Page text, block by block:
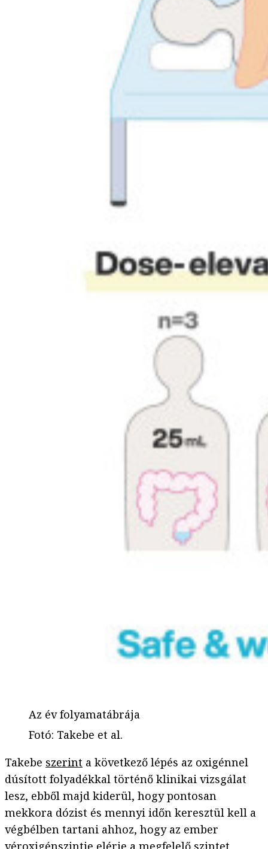
Az év folyamatábrája
Fotó: Takebe et al.
Takebe szerint a következő lépés az oxigénnel
dúsított folyadékkal történő klinikai vizsgálat
lesz, ebből majd kiderül, hogy pontosan
mekkora dózist és mennyi időn keresztül kell a
végbélben tartani ahhoz, hogy az ember
véroxigénszintje elérje a megfelelő szintet,